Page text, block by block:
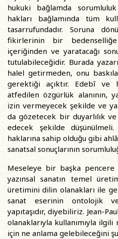
hukuki bağlamda
hakları bağlamında tüm
tasarrufundadır. Soruna
fikirlerinin bir bedenselliğe
içeriğinden ve yaratacağı
tutulabileceğidir. Burada
halel getirmeden, onu
gerektiği açıktır. Edebî ve
atfedilen özgürlük alanının,
izin vermeyecek şekilde ve
da gözetecek bir duyarlılık ve
edecek şekilde
haklarına sahip olduğu gibi
sanatsal sonuçlarının
Meseleye bir başka
yazınsal sanatın temel
üretimini dilin olanakları ile
sanat eserinin ontolojik
yapıtaşıdır, diyebiliriz. Jean-
olanaklarıyla kullanımıyla
için ne anlama gelebileceğini